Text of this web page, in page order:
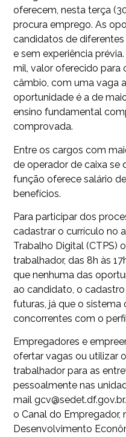
oferecem, nesta terça
procura emprego. As
candidatos de
e sem experiência
mil, valor oferecido para
câmbio, com uma vaga
oportunidade é a de
ensino fundamental
comprovada.
Entre os cargos com
de operador de caixa se
função oferece salário
benefícios.
Para participar dos
cadastrar o currículo no
Trabalho Digital (CTPS)
trabalhador, das 8h às
que nenhuma das
ao candidato, o
futuras, já que o sistema
concorrentes com o
Empregadores e
ofertar vagas ou utilizar
trabalhador para as
pessoalmente nas
mail
o Canal do Empregador,
Desenvolvimento